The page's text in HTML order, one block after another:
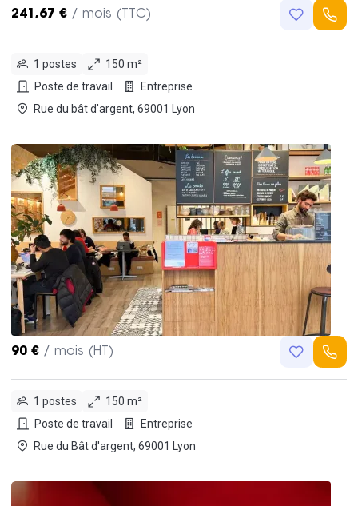
241,67 € / mois (TTC)
1 postes
150 m²
Poste de travail
Entreprise
Rue du bât d'argent, 69001 Lyon
90 € / mois (HT)
1 postes
150 m²
Poste de travail
Entreprise
Rue du Bât d'argent, 69001 Lyon